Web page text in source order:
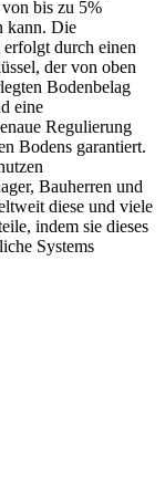
bis zu 5%
kann. Die
erfolgt durch einen
der von oben
Bodenbelag
eine
Regulierung
Bodens garantiert.
Bauherren und
diese und viele
indem sie dieses
Systems